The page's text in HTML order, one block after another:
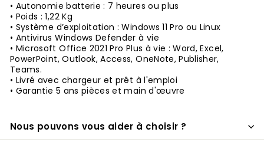
• Autonomie batterie : 7 heures ou plus
• Poids : 1,22 Kg
• Système d’exploitation : Windows 11 Pro ou Linux
• Antivirus Windows Defender à vie
• Microsoft Office 2021 Pro Plus à vie : Word, Excel,
PowerPoint, Outlook, Access, OneNote, Publisher,
Teams.
• Livré avec chargeur et prêt à l'emploi
• Garantie 5 ans pièces et main d'œuvre
Nous pouvons vous aider à choisir ?